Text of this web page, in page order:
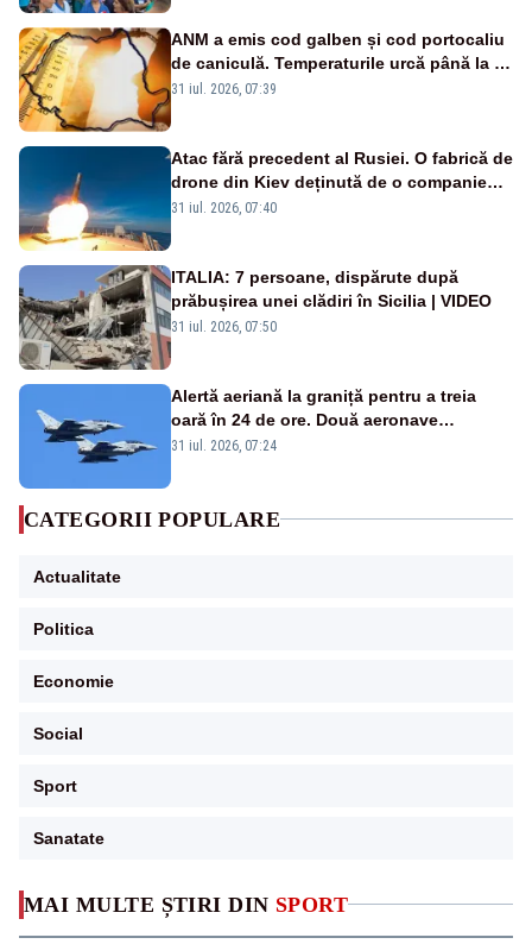
MAI MULTE ȘTIRI DIN SPORT
ANM a emis cod galben și cod portocaliu
de caniculă. Temperaturile urcă până la 38
de grade, iar nopțile devin tropicale
31 iul. 2026, 07:39
Atac fără precedent al Rusiei. O fabrică de
drone din Kiev deținută de o companie
americană, distrusă de o rachetă
31 iul. 2026, 07:40
ITALIA: 7 persoane, dispărute după
prăbușirea unei clădiri în Sicilia | VIDEO
31 iul. 2026, 07:50
Alertă aeriană la graniță pentru a treia
oară în 24 de ore. Două aeronave
Eurofighter britanice au fost ridicate de la
31 iul. 2026, 07:24
CATEGORII POPULARE
Actualitate
Politica
Economie
Social
Sport
Sanatate